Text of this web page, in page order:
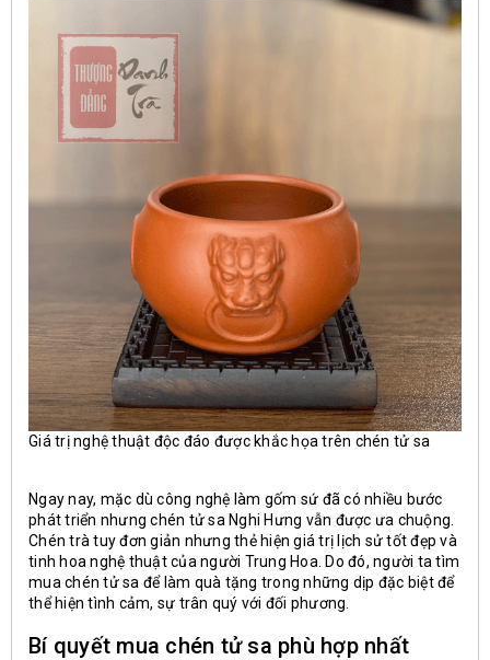
Giá trị nghệ thuật độc đáo được khắc họa trên chén tử sa
Ngay nay, mặc dù công nghệ làm gốm sứ đã có nhiều bước
phát triển nhưng chén tử sa Nghi Hưng vẫn được ưa chuộng.
Chén trà tuy đơn giản nhưng thẻ hiện giá trị lịch sử tốt đẹp và
tinh hoa nghệ thuật của người Trung Hoa. Do đó, người ta tìm
mua chén tử sa để làm quà tặng trong những dịp đặc biệt để
thể hiện tình cảm, sự trân quý với đối phương.
Bí quyết mua chén tử sa phù hợp nhất